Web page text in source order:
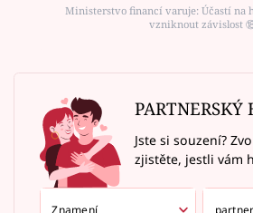
Ministerstvo financí varuje: Účastí na
vzniknout závislost
PARTNERSKÝ
Jste si souzení?
zjistěte, jestli vám